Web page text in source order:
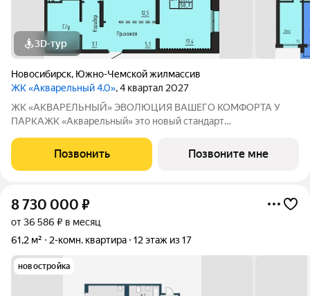
3D-тур
Новосибирск, Южно-Чемской жилмассив
ЖК «Акварельный 4.0», 4 квартал 2027
ЖК «АКВАРЕЛЬНЫЙ» ЭВОЛЮЦИЯ ВАШЕГО КОМФОРТА У
ПАРКАЖК «Акварельный» это новый стандарт
объединили заводскую точность конструкций, современную
архитектуру и уникальное расположение в экологически
Позвонить Позвоните мне
8 730 000 ₽
от 36 586 ₽ в месяц
61,2 м²
2-комн. квартира 12 этаж из 17
новостройка